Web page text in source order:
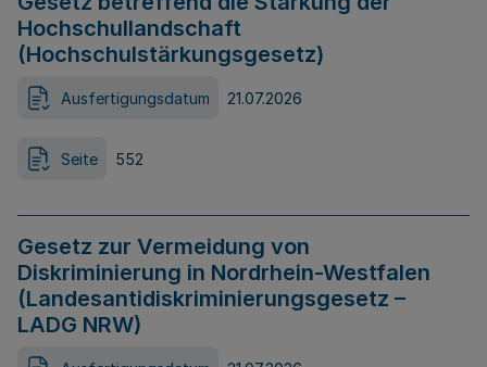
Hochschullandschaft
(Hochschulstärkungsgesetz)
Ausfertigungsdatum 21.07.2026
Seite 552
Gesetz zur Vermeidung von
Diskriminierung in Nordrhein-Westfalen
(Landesantidiskriminierungsgesetz –
LADG NRW)